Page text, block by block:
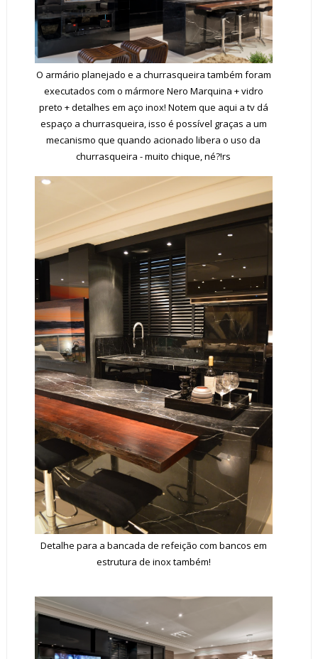
O armário planejado e a churrasqueira também foram
executados com o mármore Nero Marquina +vidro
preto + detalhes em aço inox! Notem que aqui a tv dá
espaço a churrasqueira, isso é possível graças a um
mecanismo que quando acionado libera o uso da
churrasqueira - muito chique, né?!rs
Detalhe para a bancada de refeição com bancos em
estrutura de inox também!